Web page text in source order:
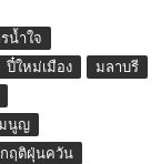
น้ำใจ
ปี๋ใหม่เมือง
มลาบรี
มนูญ
ฤติฝุ่นควัน